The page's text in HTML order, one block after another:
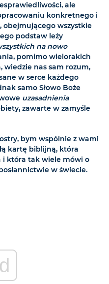
ale
konkretnego i
, obejmującego wszystkie
podstaw leży
na nowo
pomimo wielorakich
nas sam rozum,
w serce każdego
samo Słowo Boże
uzasadnienia
zawarte w zamyśle
bym wspólnie z wami
kartę biblijną, która
i która tak wiele mówi o
w świecie.